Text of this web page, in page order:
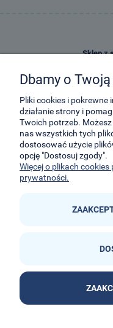
Sklep z
Dbamy o
Pliki cookies i
działanie strony i
Twoich potrzeb.
nas wszystkich tych
dostosować użycie
opcję "Dostosuj zgody".
Więcej o plikach
prywatności.